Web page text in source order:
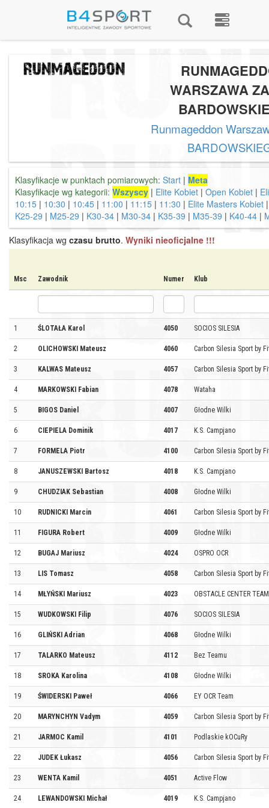
WARSZAWA
Runmageddon
Klasyfikacje w punktach pomiarowych: Start | Meta
Klasyfikacje wg kategorii: Wszyscy | Elite Kobiet | Open Kobiet |
10:15 | 10:30 | 10:45 | 11:00 | 11:15 | 11:30 | Elite Masters Kobiet
K25-29 | M25-29 | K30-34 | M30-34 | K35-39 | M35-39 | K40-44 |
Klasyfikacja wg czasu brutto. Wyniki nieoficjalne !!!
Msc Zawodnik Numer Klub
1 ŚLOTAŁA Karol 4050 SOCIOS SILESIA
2 OLICHOWSKI Mateusz 4060 Carbon Silesia Sport by
3 KALWAS Mateusz 4057 Carbon Silesia Sport by
4 MARKOWSKI Fabian 4078 Wataha
5 BIGOS Daniel 4007 Głodne Wilki
6 CIEPIELA Dominik 4017 K.S. Campjano
7 FORMELA Piotr 4100 Carbon Silesia Sport by
8 JANUSZEWSKI Bartosz 4018 K.S. Campjano
9 CHUDZIAK Sebastian 4008 Głodne Wilki
10 RUDNICKI Marcin 4061 Carbon Silesia Sport by
11 FIGURA Robert 4009 Głodne Wilki
12 BUGAJ Mariusz 4024 OSPRO OCR
13 LIS Tomasz 4058 Carbon Silesia Sport by
14 MŁYŃSKI Mariusz 4023 OBSTACLE CENTER TEAM
15 WUDKOWSKI Filip 4076 SOCIOS SILESIA
16 GLIŃSKI Adrian 4068 Głodne Wilki
17 TALARKO Mateusz 4112 Bez Teamu
18 SROKA Karolina 4108 Głodne Wilki
19 ŚWIDERSKI Paweł 4066 EY OCR Team
20 MARYNCHYN Vadym 4059 Carbon Silesia Sport by
21 JARMOC Kamil 4101 Podlaskie kOCuRy
22 JUDEK Łukasz 4056 Carbon Silesia Sport by
23 WENTA Kamil 4051 Active Flow
24 LEWANDOWSKI Michał 4019 K.S. Campjano